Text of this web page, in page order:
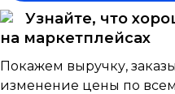
Узнайте, что
на маркетплейсах
Покажем выручку,
изменение цены по